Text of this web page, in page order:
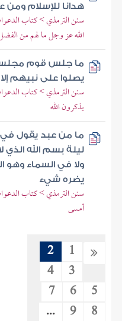
هدانا للإسلام ومن
سنن الترمذي > كتاب
الله عز وجل ما لهم من
ما جلس قوم مجلسا
يصلوا على نبيهم
سنن الترمذي > كتاب
يذكرون الله
ما من عبد يقول
ليلة بسم الله
ولا في السماء وهو
يضره شيء
سنن الترمذي > كتاب
أمسى
1
2
3
4
5
6
7
8
9
...